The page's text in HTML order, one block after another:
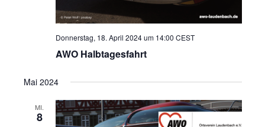
AWO Halbtagesfahrt
Donnerstag, 18. April 2024 um 14:00 CEST
Mai 2024
MI.
8